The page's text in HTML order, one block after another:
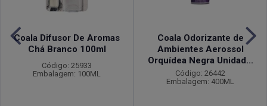
Coala Difusor De Aromas
Chá Branco 100ml
Código: 25933
Embalagem: 100ML
Coala Odorizante de
Ambientes Aerossol
Orquídea Negra Unidad...
Código: 26442
Embalagem: 400ML